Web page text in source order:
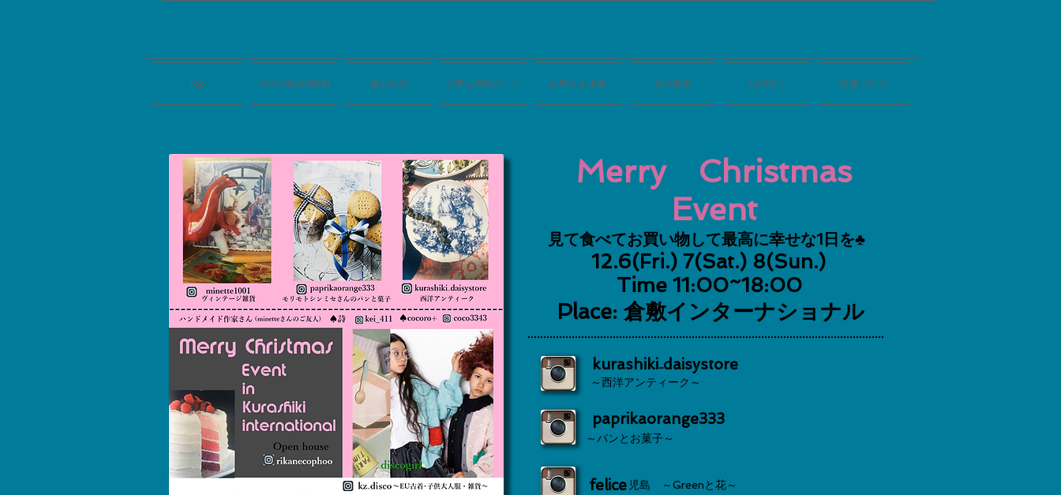
Top 当社の強み(特徴) 施工作品 大事な構造のこと お客さま掲載 会社概要 お問合せ 建築ブログ
12.6(Fri.) 7(Sat.) 8(Sun.)
​Time 11:00~18:00
Place: 倉敷インターナショナル
kurashiki₋daisystore
～西洋アンティーク～
paprikaorange333
～パンとお菓子～
見て食べてお買い物して最高に幸せな1日を♣
Merry Christmas
Event
felice児島 ～Greenと花～